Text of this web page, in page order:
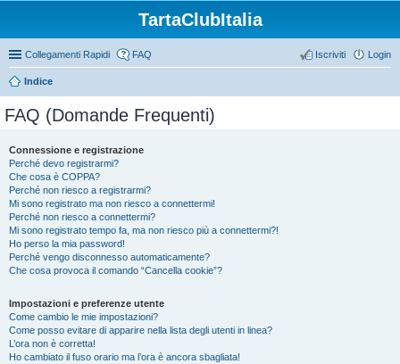
TartaClubItalia
Collegamenti Rapidi FAQ Login
Iscriviti
Indice
FAQ (Domande Frequenti)
Connessione e registrazione
Perché devo registrarmi?
Che cosa è COPPA?
Perché non riesco a registrarmi?
Mi sono registrato ma non riesco a connettermi!
Perché non riesco a connettermi?
Mi sono registrato tempo fa, ma non riesco più a connettermi?!
Ho perso la mia password!
Perché vengo disconnesso automaticamente?
Che cosa provoca il comando “Cancella cookie”?
Impostazioni e preferenze utente
Come cambio le mie impostazioni?
Come posso evitare di apparire nella lista degli utenti in linea?
L’ora non è corretta!
Ho cambiato il fuso orario ma l’ora è ancora sbagliata!